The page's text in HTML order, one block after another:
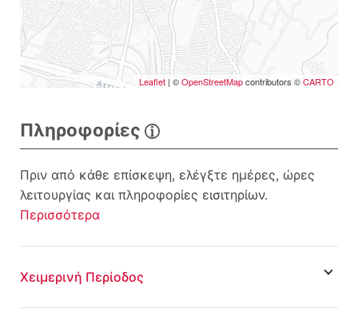
Leaflet | ©OpenStreetMapcontributors ©CARTO
Πληροφορίες
Πριν από κάθε επίσκεψη, ελέγξτε ημέρες, ώρες
λειτουργίας και πληροφορίες εισιτηρίων.
Περισσότερα
Χειμερινή Περίοδος